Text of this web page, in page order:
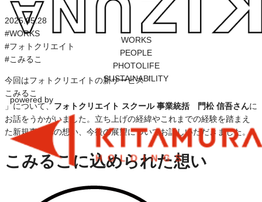
WORKS
PEOPLE
PHOTOLIFE
SUSTAINABILITY
powered by
2025.05.28
#WORKS
#フォトクリエイト
#こみるこ
今回はフォトクリエイトの新サービス「
こみるこ
」について、 フォトクリエイト スクール 事業統括 門松 信吾さんに
お話をうかがいました。立ち上げの経緯やこれまでの経験を踏まえ
た新規事業への想い、今後の展望についてお話しいただきました。
こみるこに込められた想い